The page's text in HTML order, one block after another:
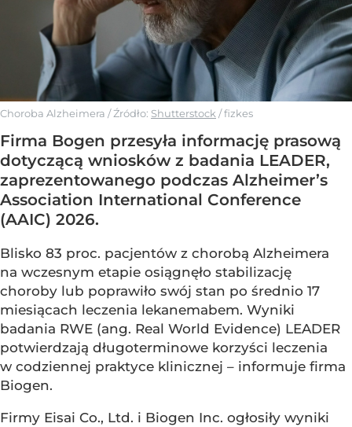
Choroba Alzheimera / Źródło: Shutterstock /fizkes
Firma Bogen przesyła informację prasową
dotyczącą wniosków z badania LEADER,
zaprezentowanego podczas Alzheimer’s
Association International Conference
(AAIC) 2026.
Blisko 83 proc. pacjentów z chorobą Alzheimera
na wczesnym etapie osiągnęło stabilizację
choroby lub poprawiło swój stan po średnio 17
miesiącach leczenia lekanemabem. Wyniki
badania RWE (ang. Real World Evidence) LEADER
potwierdzają długoterminowe korzyści leczenia
w codziennej praktyce klinicznej – informuje firma
Biogen.
Firmy Eisai Co., Ltd. i Biogen Inc. ogłosiły wyniki